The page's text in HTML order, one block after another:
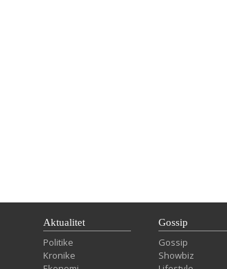
Aktualitet
Politike
Kronike
Gossip
Gossip
Showbiz